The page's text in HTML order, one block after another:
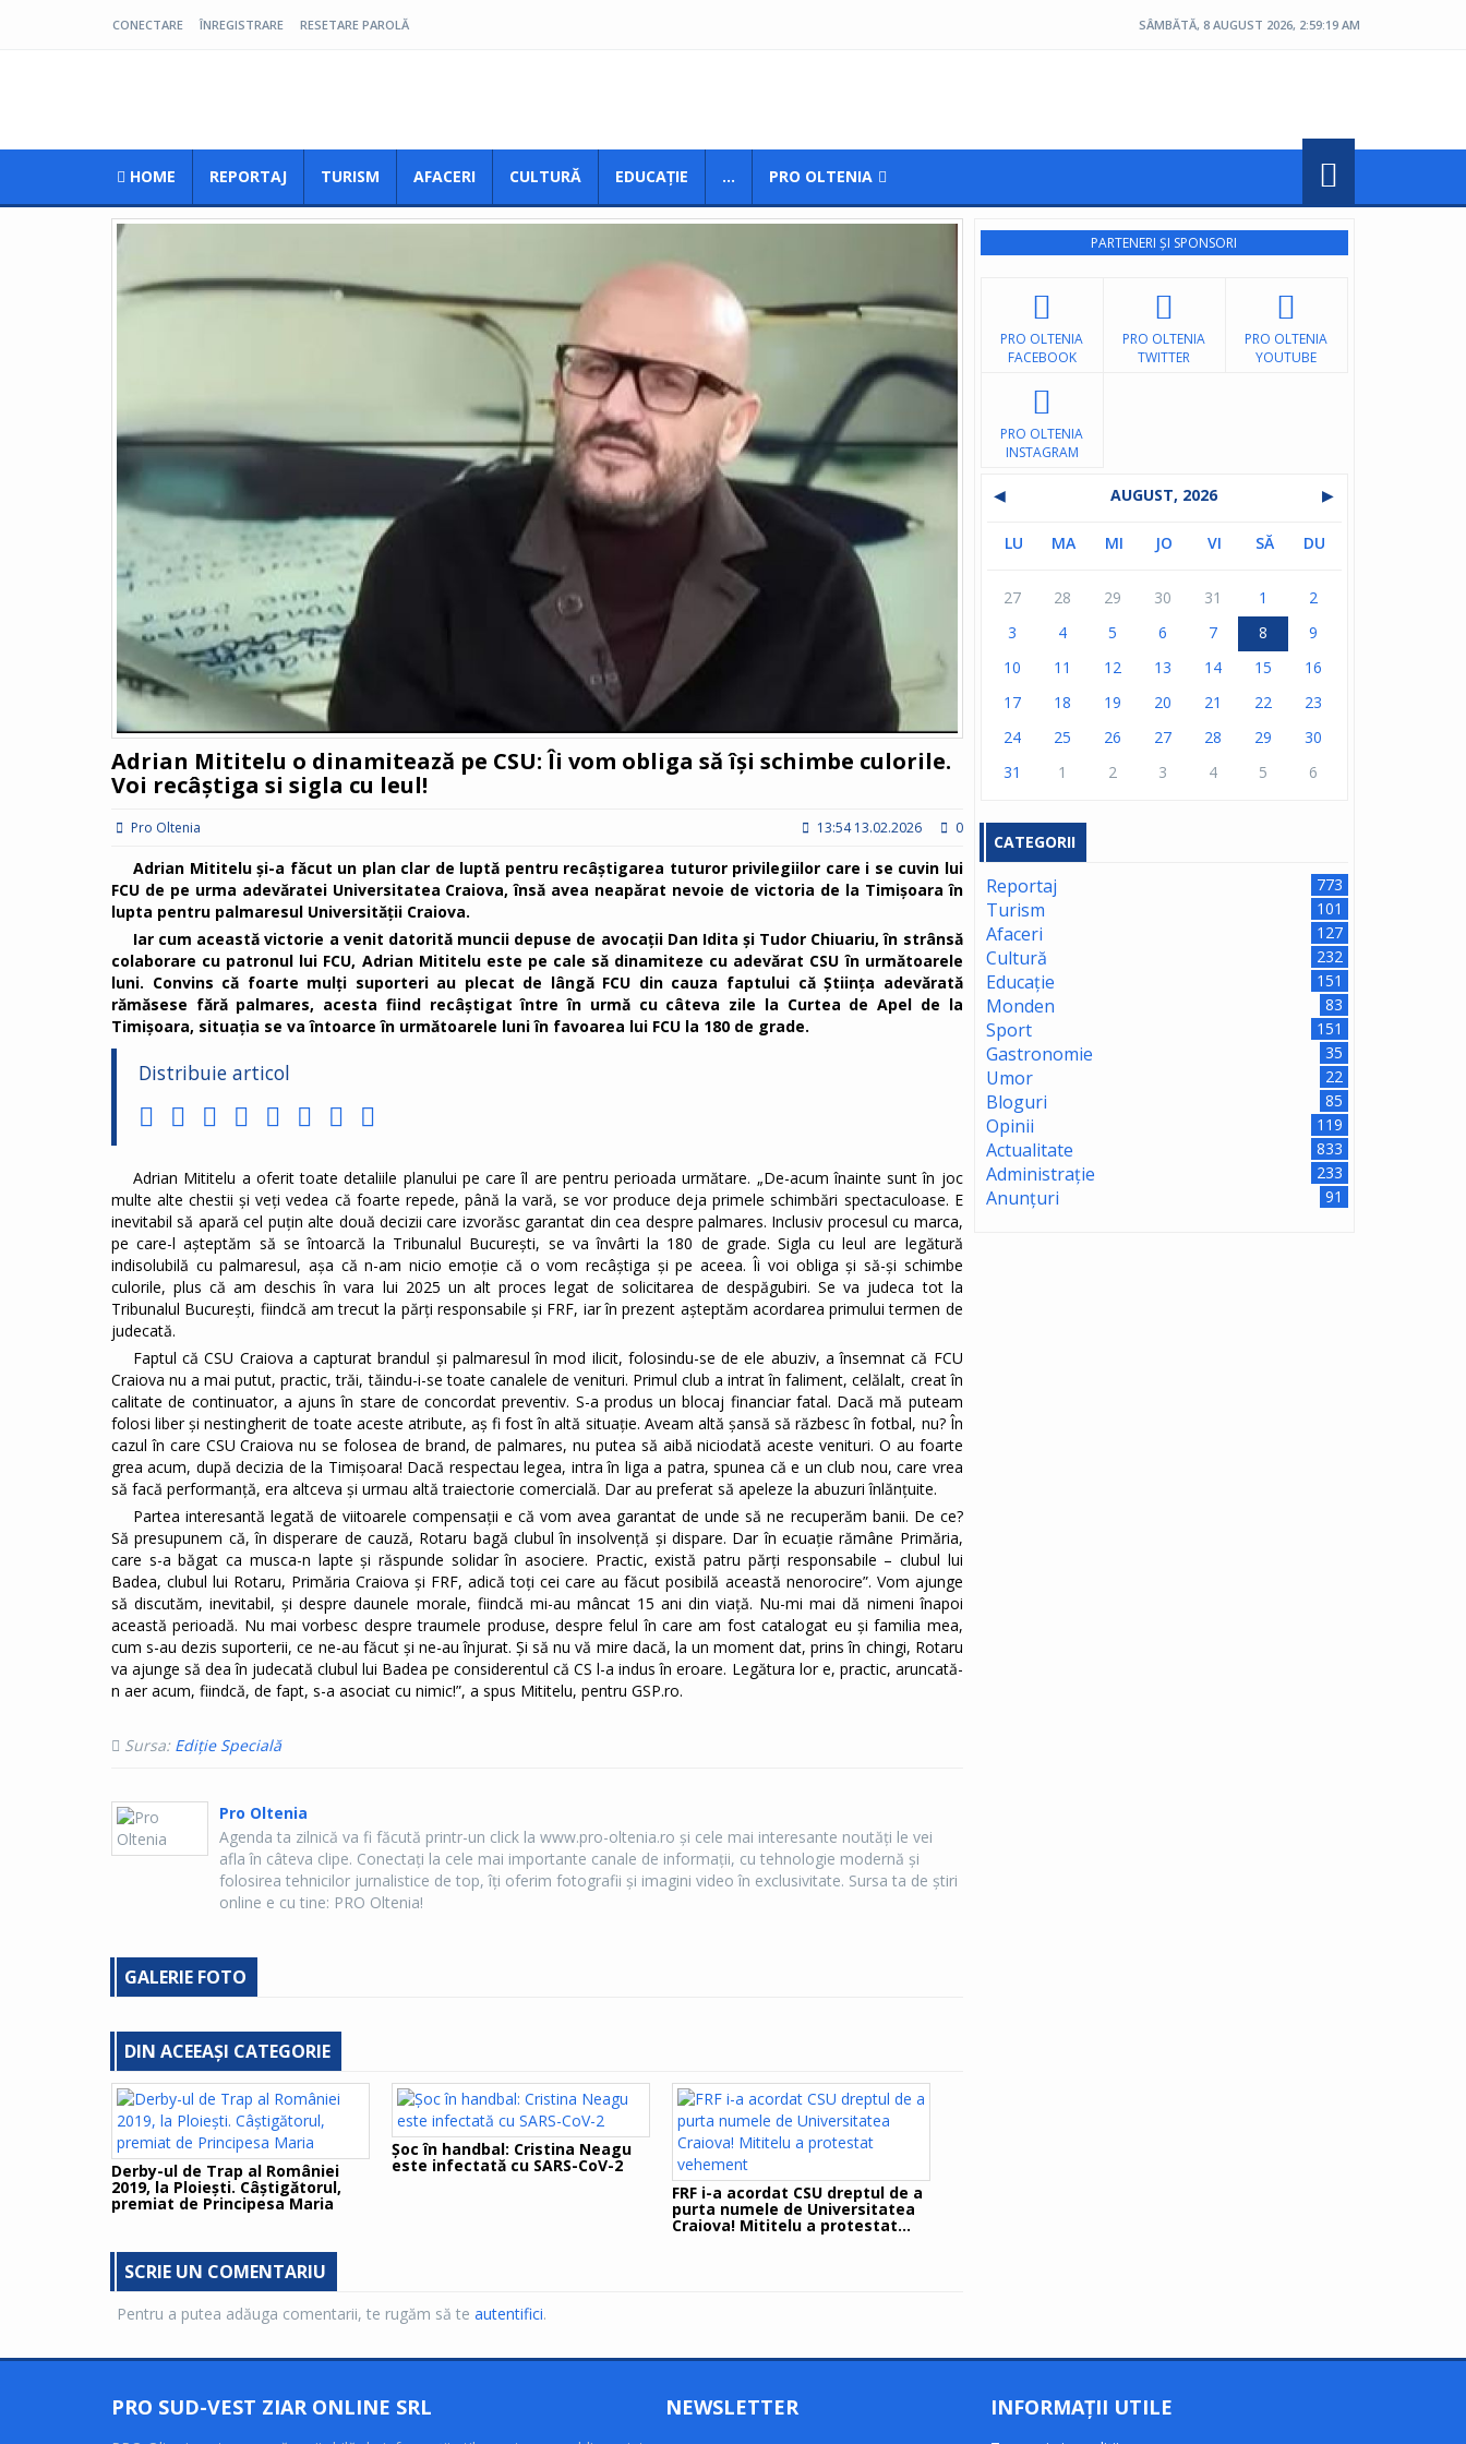
CONECTARE ÎNREGISTRARE RESETARE PAROLĂ SÂMBĂTĂ, 8 AUGUST 2026, 2:59:19 AM
HOME REPORTAJ TURISM AFACERI CULTURĂ EDUCAȚIE ... PRO OLTENIA
Adrian Mititelu o dinamitează pe CSU: Îi vom obliga să își schimbe culorile.
Voi recâștiga si sigla cu leul!
Pro Oltenia 13:54 13.02.2026 0
Adrian Mititelu și-a făcut un plan clar de luptă pentru recâștigarea tuturor privilegiilor care i se cuvin lui
FCU de pe urma adevăratei Universitatea Craiova, însă avea neapărat nevoie de victoria de la Timișoara în
lupta pentru palmaresul Universității Craiova.
Iar cum această victorie a venit datorită muncii depuse de avocații Dan Idita și Tudor Chiuariu, în strânsă
colaborare cu patronul lui FCU, Adrian Mititelu este pe cale să dinamiteze cu adevărat CSU în următoarele
luni. Convins că foarte mulți suporteri au plecat de lângă FCU din cauza faptului că Știința adevărată
rămăsese fără palmares, acesta fiind recâștigat între în urmă cu câteva zile la Curtea de Apel de la
Timișoara, situația se va întoarce în următoarele luni în favoarea lui FCU la 180 de grade.
Distribuie articol
Adrian Mititelu a oferit toate detaliile planului pe care îl are pentru perioada următare. „De-acum înainte sunt în joc
multe alte chestii și veți vedea că foarte repede, până la vară, se vor produce deja primele schimbări spectaculoase. E
inevitabil să apară cel puțin alte două decizii care izvorăsc garantat din cea despre palmares. Inclusiv procesul cu marca,
pe care-l așteptăm să se întoarcă la Tribunalul București, se va învârti la 180 de grade. Sigla cu leul are legătură
indisolubilă cu palmaresul, așa că n-am nicio emoție că o vom recâștiga și pe aceea. Îi voi obliga și să-și schimbe
culorile, plus că am deschis în vara lui 2025 un alt proces legat de solicitarea de despăgubiri. Se va judeca tot la
Tribunalul București, fiindcă am trecut la părți responsabile și FRF, iar în prezent așteptăm acordarea primului termen de
judecată.
Faptul că CSU Craiova a capturat brandul și palmaresul în mod ilicit, folosindu-se de ele abuziv, a însemnat că FCU
Craiova nu a mai putut, practic, trăi, tăindu-i-se toate canalele de venituri. Primul club a intrat în faliment, celălalt, creat în
calitate de continuator, a ajuns în stare de concordat preventiv. S-a produs un blocaj financiar fatal. Dacă mă puteam
folosi liber și nestingherit de toate aceste atribute, aș fi fost în altă situație. Aveam altă șansă să răzbesc în fotbal, nu? În
cazul în care CSU Craiova nu se folosea de brand, de palmares, nu putea să aibă niciodată aceste venituri. O au foarte
grea acum, după decizia de la Timișoara! Dacă respectau legea, intra în liga a patra, spunea că e un club nou, care vrea
să facă performanță, era altceva și urmau altă traiectorie comercială. Dar au preferat să apeleze la abuzuri înlănțuite.
Partea interesantă legată de viitoarele compensații e că vom avea garantat de unde să ne recuperăm banii. De ce?
Să presupunem că, în disperare de cauză, Rotaru bagă clubul în insolvență și dispare. Dar în ecuație rămâne Primăria,
care s-a băgat ca musca-n lapte și răspunde solidar în asociere. Practic, există patru părți responsabile – clubul lui
Badea, clubul lui Rotaru, Primăria Craiova și FRF, adică toți cei care au făcut posibilă această nenorocire”. Vom ajunge
să discutăm, inevitabil, și despre daunele morale, fiindcă mi-au mâncat 15 ani din viață. Nu-mi mai dă nimeni înapoi
această perioadă. Nu mai vorbesc despre traumele produse, despre felul în care am fost catalogat eu și familia mea,
cum s-au dezis suporterii, ce ne-au făcut și ne-au înjurat. Și să nu vă mire dacă, la un moment dat, prins în chingi, Rotaru
va ajunge să dea în judecată clubul lui Badea pe considerentul că CS l-a indus în eroare. Legătura lor e, practic, aruncată-
n aer acum, fiindcă, de fapt, s-a asociat cu nimic!”, a spus Mititelu, pentru GSP.ro.
Sursa: Ediție Specială
Pro Oltenia
Agenda ta zilnică va fi făcută printr-un click la www.pro-oltenia.ro şi cele mai interesante noutăţi le vei
afla în câteva clipe. Conectaţi la cele mai importante canale de informaţii, cu tehnologie modernă şi
folosirea tehnicilor jurnalistice de top, îţi oferim fotografii şi imagini video în exclusivitate. Sursa ta de ştiri
online e cu tine: PRO Oltenia!
GALERIE FOTO
DIN ACEEAȘI CATEGORIE
Derby-ul de Trap al României
2019, la Ploiești. Câștigătorul,
premiat de Principesa Maria
Șoc în handbal: Cristina Neagu
este infectată cu SARS-CoV-2
FRF i-a acordat CSU dreptul de a
purta numele de Universitatea
Craiova! Mititelu a protestat
SCRIE UN COMENTARIU
Pentru a putea adăuga comentarii, te rugăm să te autentifici.
PARTENERI ȘI SPONSORI
PRO OLTENIA
FACEBOOK
PRO OLTENIA
TWITTER
PRO OLTENIA
YOUTUBE
PRO OLTENIA
INSTAGRAM
◀ AUGUST, 2026 ▶
LU MA MI JO VI SĂ DU
27 28 29 30 31 1
2
3
4 5 6 7 8
9
10
11 12 13 14 15
16
17
18 19 20 21 22
23
24
25 26 27 28 29
30
31
1 2 3 4 5 6
CATEGORII
Reportaj 773
Turism 101
Afaceri 127
Cultură 232
Educație 151
Monden 83
Sport 151
Gastronomie 35
Umor 22
Bloguri 85
Opinii 119
Actualitate 833
Administrație 233
Anunțuri 91
PRO SUD-VEST ZIAR ONLINE SRL NEWSLETTER INFORMAȚII UTILE